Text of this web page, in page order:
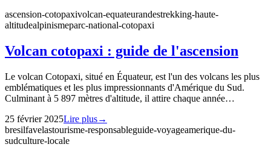
ascension-cotopaxivolcan-equateurandestrekking-haute-
altitudealpinismeparc-national-cotopaxi
Volcan cotopaxi : guide de l'ascension
Le volcan Cotopaxi, situé en Équateur, est l'un des volcans les plus
emblématiques et les plus impressionnants d'Amérique du Sud.
Culminant à 5 897 mètres d'altitude, il attire chaque année…
25 février 2025Lire plus→
bresilfavelastourisme-responsableguide-voyageamerique-du-
sudculture-locale